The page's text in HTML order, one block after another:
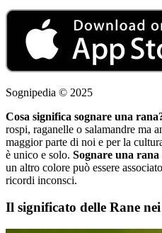
Sognipedia © 2025
Cosa significa sognare una
rospi, raganelle o salamandre ma
maggior parte di noi e per la
è unico e solo. Sognare una rana
un altro colore può essere
ricordi inconsci.
Il significato delle Rane